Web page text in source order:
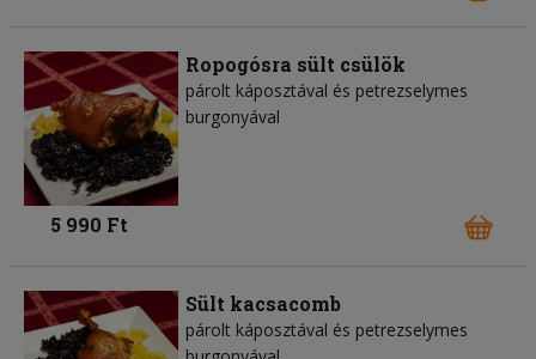
Ropogósra sült csülök
párolt káposztával és petrezselymes
burgonyával
5 990 Ft
Sült kacsacomb
párolt káposztával és petrezselymes